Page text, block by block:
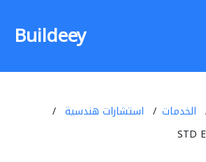
Buildeey
الخدمات
استشارات هندسية
STD